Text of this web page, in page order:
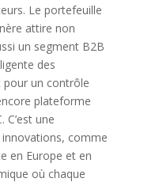
Le portefeuille
attire non
un segment B2B
des
pour un contrôle
plateforme
une
innovations, comme
en Europe et en
où chaque